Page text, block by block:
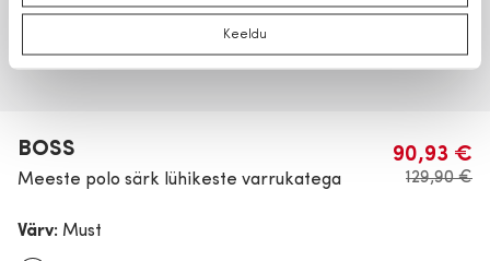
Keeldu
BOSS
Meeste polo särk lühikeste varrukatega
90,93 €
129,90 €
Värv: Must